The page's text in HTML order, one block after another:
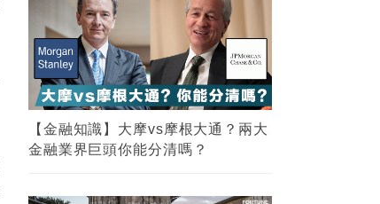
【金融知識】大摩vs摩根大通？兩大
金融業界巨頭你能分清嗎？